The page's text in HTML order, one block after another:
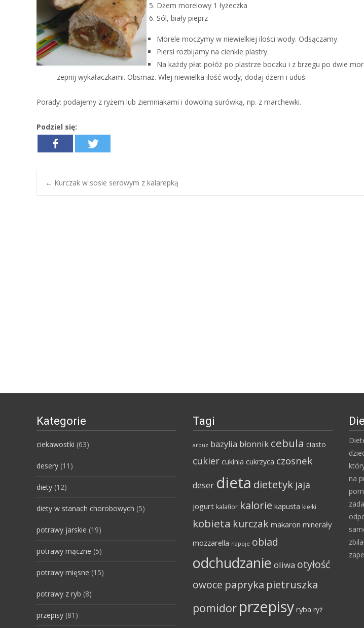
Dżem morelowy 1 łyżeczka
Sól, biały pieprz
Morele moczymy w niewielkiej ilości wody. Odsączamy.
Piersi rozbijamy na cienkie plastry.
Na każdy płat połóż po plastrze boczku i z brzegu po dwie
zepnij wykałaczkami. Obsmaż. Wlej niewielka ilość wody, dodaj dżem i uduś.
Porady: podajemy z ryżem lub ziemniakami i dowolną surówką, np. z marchewki.
Podziel się:
← Kurczak w sosie serowym z kalarepką
Kategorie
ciekawostki (63)
desery (11)
diety (12)
diety w stanach chorobowych (5)
potrawy jarskie (19)
potrawy mączne (5)
potrawy mięsne (15)
potrawy z ryb (8)
przepisy (81)
Tagi
arbuz bazylia błonnik cebula ciasto
cukier cukinia cukrzyca czosnek
deser dieta dietetyk jaja
jogurt kalafior kalorie kapusta kiełki
kobieta kurczak makaron minerały
mozzarella napoje obiad
odchudzanie oliwa otyłość
owoce papryka pietruszka
pomidor przepisy ryba ryż
na